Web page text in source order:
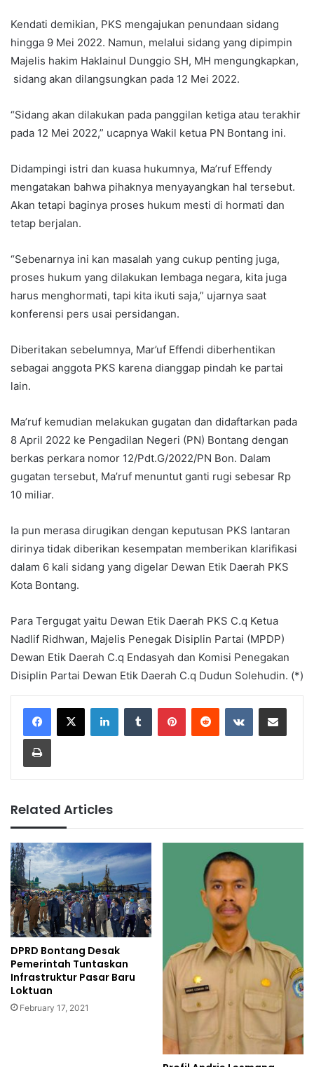
Kendati demikian, PKS mengajukan penundaan sidang
hingga 9 Mei 2022. Namun, melalui sidang yang dipimpin
Majelis hakim Haklainul Dunggio SH, MH mengungkapkan,
sidang akan dilangsungkan pada 12 Mei 2022.
“Sidang akan dilakukan pada panggilan ketiga atau terakhir
pada 12 Mei 2022,” ucapnya Wakil ketua PN Bontang ini.
Didampingi istri dan kuasa hukumnya, Ma’ruf Effendy
mengatakan bahwa pihaknya menyayangkan hal tersebut.
Akan tetapi baginya proses hukum mesti di hormati dan
tetap berjalan.
“Sebenarnya ini kan masalah yang cukup penting juga,
proses hukum yang dilakukan lembaga negara, kita juga
harus menghormati, tapi kita ikuti saja,” ujarnya saat
konferensi pers usai persidangan.
Diberitakan sebelumnya, Mar’uf Effendi diberhentikan
sebagai anggota PKS karena dianggap pindah ke partai
lain.
Ma’ruf kemudian melakukan gugatan dan didaftarkan pada
8 April 2022 ke Pengadilan Negeri (PN) Bontang dengan
berkas perkara nomor 12/Pdt.G/2022/PN Bon. Dalam
gugatan tersebut, Ma’ruf menuntut ganti rugi sebesar Rp
10 miliar.
Ia pun merasa dirugikan dengan keputusan PKS lantaran
dirinya tidak diberikan kesempatan memberikan klarifikasi
dalam 6 kali sidang yang digelar Dewan Etik Daerah PKS
Kota Bontang.
Para Tergugat yaitu Dewan Etik Daerah PKS C.q Ketua
Nadlif Ridhwan, Majelis Penegak Disiplin Partai (MPDP)
Dewan Etik Daerah C.q Endasyah dan Komisi Penegakan
Disiplin Partai Dewan Etik Daerah C.q Dudun Solehudin. (*)
LinkedInTumblr PinterestReddit VKontakteShare via Email
Print
Related Articles
DPRD Bontang Desak
Pemerintah Tuntaskan
Infrastruktur Pasar Baru
Loktuan
February 17, 2021